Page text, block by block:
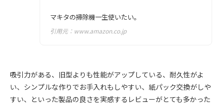
マキタの掃除機一生使いたい。
引用元： www.amazon.co.jp
吸引力がある、旧型よりも性能がアップしている、耐久性がよ
い、シンプルな作りでお手入れもしやすい、紙パック交換がしや
すい、といった製品の良さを実感するレビューがとても多かった